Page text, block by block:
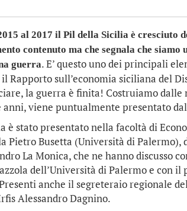
al 2017 il Pil della Sicilia è cresciuto
contenuto ma che segnala che siamo
guerra. E’ questo uno dei principali
Rapporto sull’economia siciliana del
la guerra è finita! Costruiamo dalle
anni, viene puntualmente presentato
è stato presentato nella facoltà di
Pietro Busetta (Università di Palermo),
La Monica, che ne hanno discusso
dell’Università di Palermo e con il
anche il segreteraio regionale
Alessandro Dagnino.